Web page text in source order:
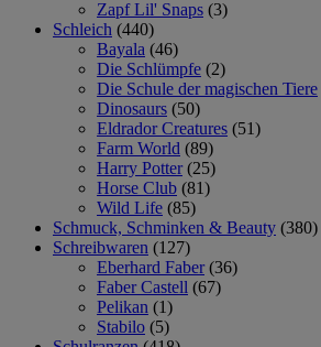
Zapf Lil' Snaps (3)
Schleich (440)
Bayala (46)
Die Schlümpfe (2)
Die Schule der magischen Tiere
Dinosaurs (50)
Eldrador Creatures (51)
Farm World (89)
Harry Potter (25)
Horse Club (81)
Wild Life (85)
Schmuck, Schminken & Beauty (380)
Schreibwaren (127)
Eberhard Faber (36)
Faber Castell (67)
Pelikan (1)
Stabilo (5)